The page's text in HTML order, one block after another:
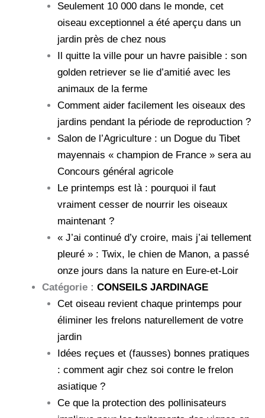
Seulement 10 000 dans le monde, cet
oiseau exceptionnel a été aperçu dans un
jardin près de chez nous
Il quitte la ville pour un havre paisible : son
golden retriever se lie d’amitié avec les
animaux de la ferme
Comment aider facilement les oiseaux des
jardins pendant la période de reproduction ?
Salon de l’Agriculture : un Dogue du Tibet
mayennais « champion de France » sera au
Concours général agricole
Le printemps est là : pourquoi il faut
vraiment cesser de nourrir les oiseaux
maintenant ?
« J’ai continué d’y croire, mais j’ai tellement
pleuré » : Twix, le chien de Manon, a passé
onze jours dans la nature en Eure-et-Loir
Catégorie : CONSEILS JARDINAGE
Cet oiseau revient chaque printemps pour
éliminer les frelons naturellement de votre
jardin
Idées reçues et (fausses) bonnes pratiques
: comment agir chez soi contre le frelon
asiatique ?
Ce que la protection des pollinisateurs